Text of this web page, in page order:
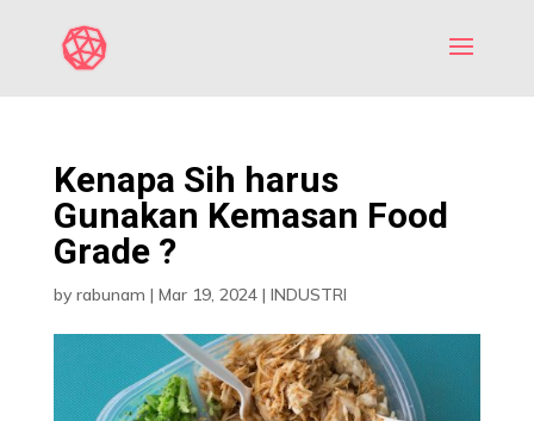
Kenapa Sih harus
Gunakan Kemasan Food
Grade ?
by rabunam | Mar 19, 2024| INDUSTRI